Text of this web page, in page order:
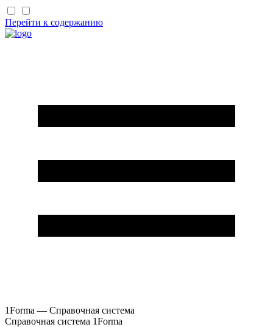
Перейти к содержанию
1Forma — Справочная система
Справочная система 1Forma